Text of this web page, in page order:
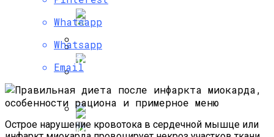
Эффективная И Достаточно Жесткая
Отзывы О Похудении
Как Живет Мила Волчек, Бывшая
Возлюбленная Тимати, На Которой Он
Жизнь Антона Макарского: От Успеха В
Кино До Счастливого Брака
Тонкие Волосы: Что Делать И Как
Исправить — Советы И Рекомендации
По Уходу
Кремы-Кушоны: Лучшая Косметика
Whatsapp
Whatsapp
Email
Острое нарушение кровотока в сердечной мышце или